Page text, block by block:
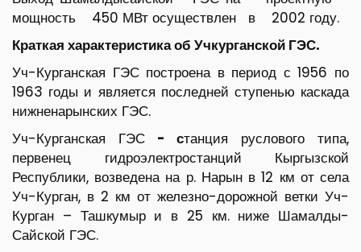
мощность 450 МВт осуществлен в 2002 году.
Краткая характеристика об Учкурганской ГЭС.
Уч-Курганская ГЭС построена в период с 1956 по
1963 годы и является последней ступенью каскада
нижненарынских ГЭС.
Уч-Курганская ГЭС- станция руслового типа,
первенец гидроэлектростанций Кыргызской
Республики, возведена на р. Нарын в 12 км от села
Уч-Курган, в 2 км от железно-дорожной ветки Уч-
Курган – Ташкумыр и в 25 км. ниже Шамалды-
Сайской ГЭС.